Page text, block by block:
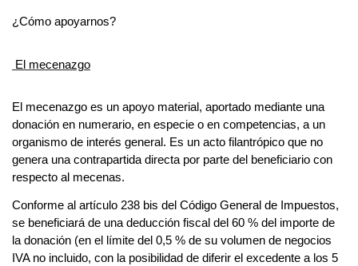
¿Cómo apoyarnos?
El mecenazgo
El mecenazgo es un apoyo material, aportado mediante una
donación en numerario, en especie o en competencias, a un
organismo de interés general. Es un acto filantrópico que no
genera una contrapartida directa por parte del beneficiario con
respecto al mecenas.
Conforme al artículo 238 bis del Código General de Impuestos,
se beneficiará de una deducción fiscal del 60 % del importe de
la donación (en el límite del 0,5 % de su volumen de negocios
IVA no incluido, con la posibilidad de diferir el excedente a los 5